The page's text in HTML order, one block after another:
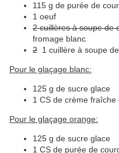
115 g de purée de
1 oeuf
2 cuillères à soupe de
fromage blanc
2 1 cuillère à soupe
Pour le glaçage blanc:
125 g de sucre glace
1 CS de crème fraîche
Pour le glaçage orange:
125 g de sucre glace
1 CS de purée de